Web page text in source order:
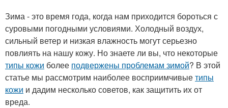
Зима - это время года, когда нам приходится бороться с
суровыми погодными условиями. Холодный воздух,
сильный ветер и низкая влажность могут серьезно
повлиять на нашу кожу. Но знаете ли вы, что некоторые
типы кожи более подвержены проблемам зимой? В этой
статье мы рассмотрим наиболее восприимчивыетипы
кожи и дадим несколько советов, как защитить их от
вреда.